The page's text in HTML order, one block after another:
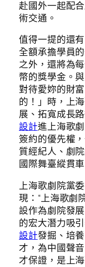
赴國外一起配
術交通。
值得一提的還
全額承擔學員
之外，還將為
幣的獎學金。
對待愛妳的財
的！」時，上
展、拓寬成長
設計進上海歌
簽約的優先權
質經紀人、劇
國際舞臺縱貫
上海歌劇院黨
現：“上海歌劇
設作為劇院發
的宏大潛力吸
設計發掘、培
才，為中國聲
才保證，是上